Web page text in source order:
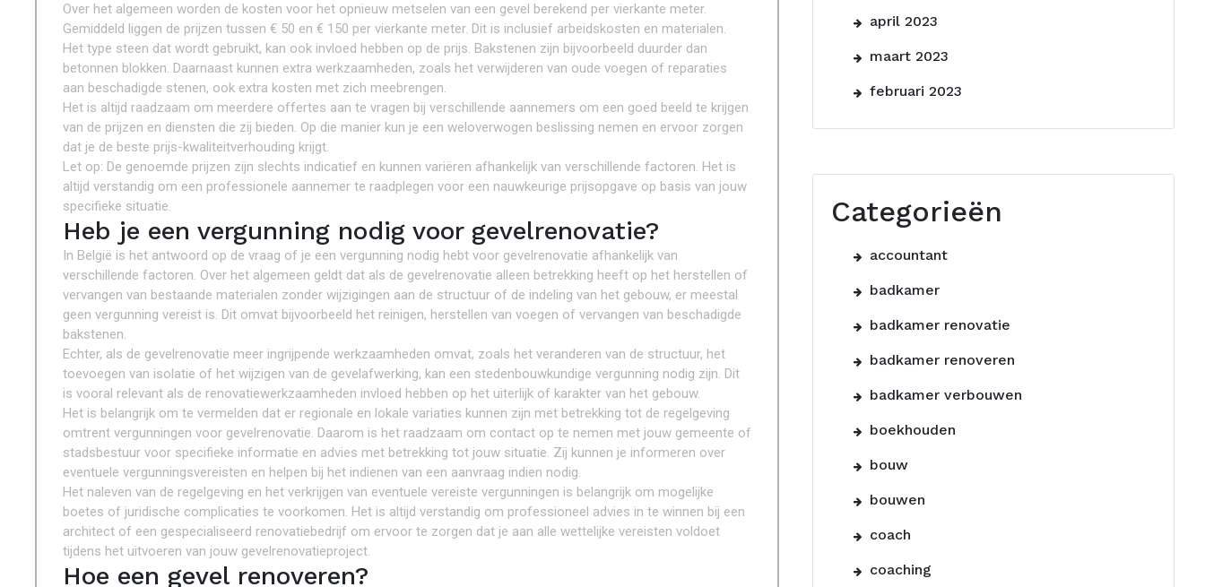
Over het algemeen worden de kosten voor het opnieuw metselen van een gevel berekend per vierkante meter.
Gemiddeld liggen de prijzen tussen € 50 en € 150 per vierkante meter. Dit is inclusief arbeidskosten en materialen.
Het type steen dat wordt gebruikt, kan ook invloed hebben op de prijs. Bakstenen zijn bijvoorbeeld duurder dan
betonnen blokken. Daarnaast kunnen extra werkzaamheden, zoals het verwijderen van oude voegen of reparaties
aan beschadigde stenen, ook extra kosten met zich meebrengen.
Het is altijd raadzaam om meerdere offertes aan te vragen bij verschillende aannemers om een goed beeld te krijgen
van de prijzen en diensten die zij bieden. Op die manier kun je een weloverwogen beslissing nemen en ervoor zorgen
dat je de beste prijs-kwaliteitverhouding krijgt.
Let op: De genoemde prijzen zijn slechts indicatief en kunnen variëren afhankelijk van verschillende factoren. Het is
altijd verstandig om een professionele aannemer te raadplegen voor een nauwkeurige prijsopgave op basis van jouw
specifieke situatie.
Heb je een vergunning nodig voor gevelrenovatie?
In België is het antwoord op de vraag of je een vergunning nodig hebt voor gevelrenovatie afhankelijk van
verschillende factoren. Over het algemeen geldt dat als de gevelrenovatie alleen betrekking heeft op het herstellen of
vervangen van bestaande materialen zonder wijzigingen aan de structuur of de indeling van het gebouw, er meestal
geen vergunning vereist is. Dit omvat bijvoorbeeld het reinigen, herstellen van voegen of vervangen van beschadigde
bakstenen.
Echter, als de gevelrenovatie meer ingrijpende werkzaamheden omvat, zoals het veranderen van de structuur, het
toevoegen van isolatie of het wijzigen van de gevelafwerking, kan een stedenbouwkundige vergunning nodig zijn. Dit
is vooral relevant als de renovatiewerkzaamheden invloed hebben op het uiterlijk of karakter van het gebouw.
Het is belangrijk om te vermelden dat er regionale en lokale variaties kunnen zijn met betrekking tot de regelgeving
omtrent vergunningen voor gevelrenovatie. Daarom is het raadzaam om contact op te nemen met jouw gemeente of
stadsbestuur voor specifieke informatie en advies met betrekking tot jouw situatie. Zij kunnen je informeren over
eventuele vergunningsvereisten en helpen bij het indienen van een aanvraag indien nodig.
Het naleven van de regelgeving en het verkrijgen van eventuele vereiste vergunningen is belangrijk om mogelijke
boetes of juridische complicaties te voorkomen. Het is altijd verstandig om professioneel advies in te winnen bij een
architect of een gespecialiseerd renovatiebedrijf om ervoor te zorgen dat je aan alle wettelijke vereisten voldoet
tijdens het uitvoeren van jouw gevelrenovatieproject.
Hoe een gevel renoveren?
april 2023
maart 2023
februari 2023
Categorieën
accountant
badkamer
badkamer renovatie
badkamer renoveren
badkamer verbouwen
boekhouden
bouw
bouwen
coach
coaching